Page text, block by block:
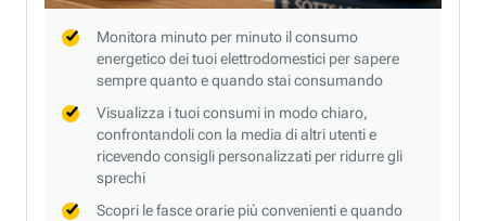
Monitora minuto per minuto il consumo
energetico dei tuoi elettrodomestici per sapere
sempre quanto e quando stai consumando
Visualizza i tuoi consumi in modo chiaro,
confrontandoli con la media di altri utenti e
ricevendo consigli personalizzati per ridurre gli
sprechi
Scopri le fasce orarie più convenienti e quando